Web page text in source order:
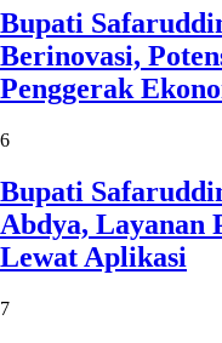
Bupati
Berinovasi,
Penggerak
6
Bupati
Abdya, Layanan
Lewat Aplikasi
7